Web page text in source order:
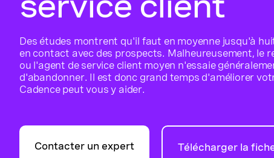
Des études montrent qu'il faut en moyenne jusqu'à
en contact avec des prospects. Malheureusement, le
ou l'agent de service client moyen n'essaie
d'abandonner. Il est donc grand temps d'améliorer
Cadence peut vous y aider.
Contacter un expert Télécharger la